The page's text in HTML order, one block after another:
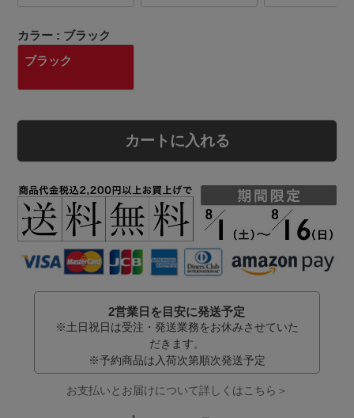
カラー
ブラック
ブラック
カートに入れる
2営業日を目安に発送予定
※土日祝日は受注・発送業務をお休みさせていた
だきます。
※予約商品は入荷次第順次発送予定
お支払いとお届けについて詳しくはこちら＞